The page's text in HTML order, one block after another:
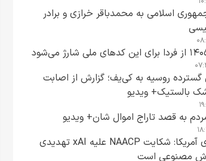
اسلامی به محمدباقر خرازی و برادر
روسیه به کی‌یف؛ گزارش از اصابت
به قصد تاراج اموال شان+ ویدیو
وزارت دادگستری آمریکا: شکایت NAACP علیه xAI تهدیدی
مصنوعی است